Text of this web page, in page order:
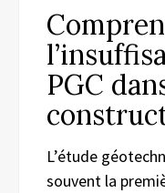
PGC
L’étude
souvent la